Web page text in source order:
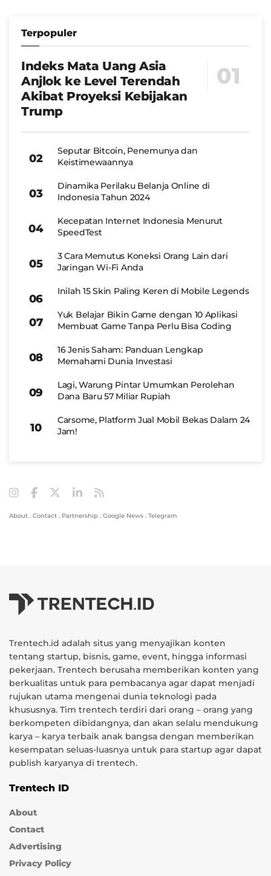
Terpopuler
Indeks Mata Uang Asia
Anjlok ke Level Terendah
Akibat Proyeksi Kebijakan
Trump
Seputar Bitcoin, Penemunya dan
Keistimewaannya
Dinamika Perilaku Belanja Online di
Indonesia Tahun 2024
Kecepatan Internet Indonesia Menurut
SpeedTest
3 Cara Memutus Koneksi Orang Lain dari
Jaringan Wi-Fi Anda
Inilah 15 Skin Paling Keren di Mobile Legends
Yuk Belajar Bikin Game dengan 10 Aplikasi
Membuat Game Tanpa Perlu Bisa Coding
16 Jenis Saham: Panduan Lengkap
Memahami Dunia Investasi
Lagi, Warung Pintar Umumkan Perolehan
Dana Baru 57 Miliar Rupiah
Carsome, Platform Jual Mobil Bekas Dalam 24
Jam!
About . Contact . Partnership . Google News . Telegram
Trentech.id adalah situs yang menyajikan konten
tentang startup, bisnis, game, event, hingga informasi
pekerjaan. Trentech berusaha memberikan konten yang
berkualitas untuk para pembacanya agar dapat menjadi
rujukan utama mengenai dunia teknologi pada
khususnya. Tim trentech terdiri dari orang – orang yang
berkompeten dibidangnya, dan akan selalu mendukung
karya – karya terbaik anak bangsa dengan memberikan
kesempatan seluas-luasnya untuk para startup agar dapat
publish karyanya di trentech.
Trentech ID
About
Contact
Advertising
Privacy Policy